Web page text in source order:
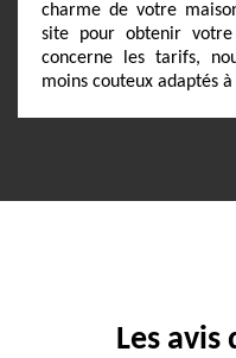
charme de votre
site pour obtenir
concerne les tarifs,
moins couteux adaptés
Les avis